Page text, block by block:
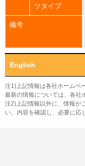
ツタイプ
備考
English
注1)上記情報は各社ホームペ
最新の情報については、各社
注2)上記情報以外に、情報が
い。内容を確認し、必要に応